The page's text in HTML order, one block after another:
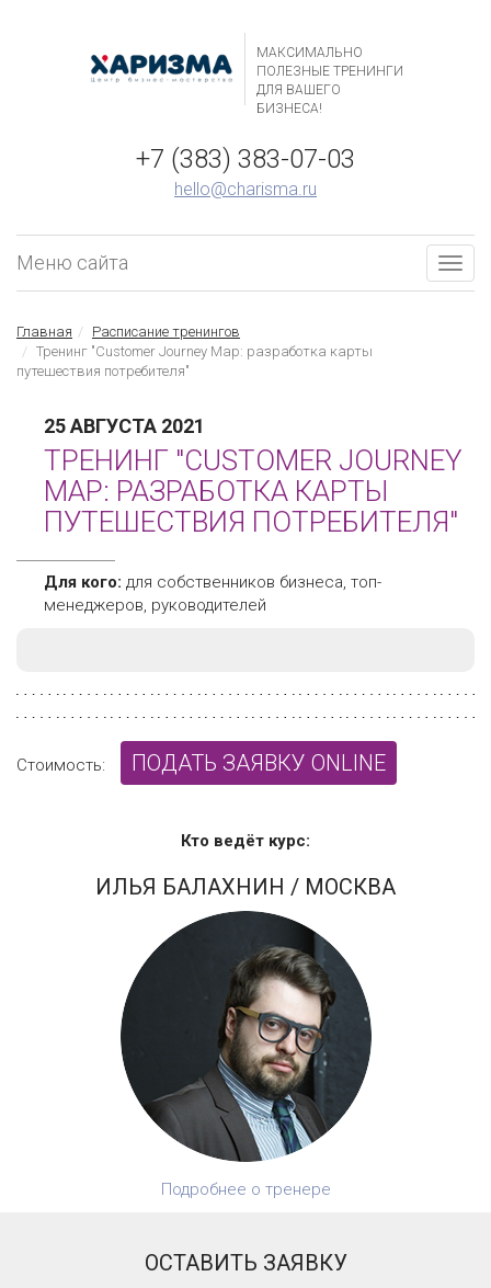
МАКСИМАЛЬНО
ПОЛЕЗНЫЕ ТРЕНИНГИ
ДЛЯ ВАШЕГО
БИЗНЕСА!
+7 (383) 383-07-03
hello@charisma.ru
Меню сайта
Главная
Расписание тренингов
Тренинг "Customer Journey Map: разработка карты
путешествия потребителя"
25 АВГУСТА 2021
ТРЕНИНГ "CUSTOMER JOURNEY
MAP: РАЗРАБОТКА КАРТЫ
ПУТЕШЕСТВИЯ ПОТРЕБИТЕЛЯ"
Для кого: для собственников бизнеса, топ-
менеджеров, руководителей
Стоимость: ПОДАТЬ ЗАЯВКУ ONLINE
Кто ведёт курс:
ИЛЬЯ БАЛАХНИН / МОСКВА
Подробнее о тренере
ОСТАВИТЬ ЗАЯВКУ